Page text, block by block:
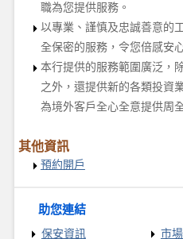
職為您提供服務。
以專業、謹慎及忠誠善意的
全保密的服務，令您倍感安
本行提供的服務範圍廣泛，
之外，還提供新的各類投資
為境外客戶全心全意提供周
其他資訊
預約開戶
助您連結
保安資訊 市